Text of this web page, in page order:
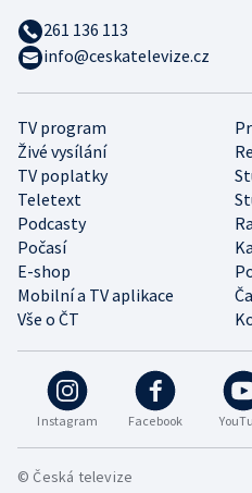
Instagram Facebook
TV program
Živé vysílání
TV poplatky
Teletext
Podcasty
Počasí
E-shop
Mobilní a TV aplikace
Vše o ČT
261 136 113
info@ceskatelevize.cz
© Česká televize